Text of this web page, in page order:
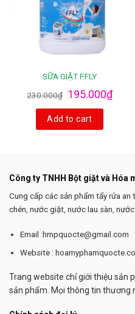
SỮA GIẶT F.FLY
230.000₫ 195.000₫
Add to cart
Công ty TNHH Bột giặt và Hóa
Cung cấp các sản phẩm tẩy rửa
chén, nước giặt, nước lau sàn,
Email :hmpquocte@gmail.com
Website :
Trang website chỉ giới thiệu sản
sản phẩm. Mọi thông tin thương